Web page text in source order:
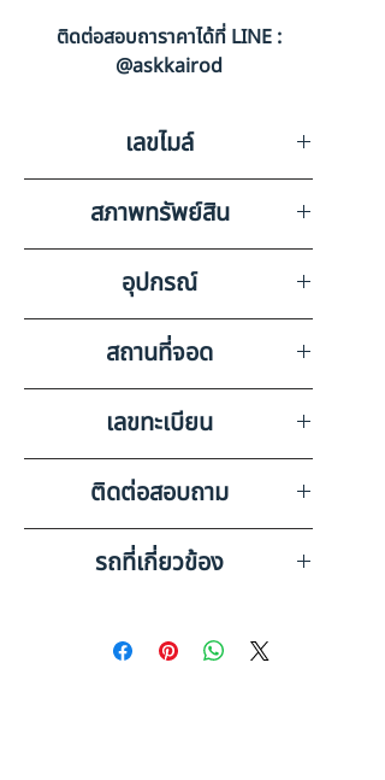
ติดต่อสอบถาราคาได้ที่ LINE :
@askkairod
เลขไมล์
0
สภาพทรัพย์สิน
มีรอยขูดขีดรอบคัน, ไม่มีทรัพย์สิน
มีค่าอื่นๆ ภายในรถ
อุปกรณ์
-
สถานที่จอด
บริษัท สยามอินเตอร์การประมูล
จำกัด สมุทรสาคร
เลขทะเบียน
68-2318 กรุงเทพมหานคร
ติดต่อสอบถาม
เบอร์ติดต่อฝ่ายขาย 098-253-
5968 หรือ 061-386-4375
รถที่เกี่ยวข้อง
SF1250M (2022) RY63-